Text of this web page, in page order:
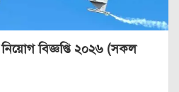
নিয়োগ বিজ্ঞপ্তি ২০২৬ (সকল